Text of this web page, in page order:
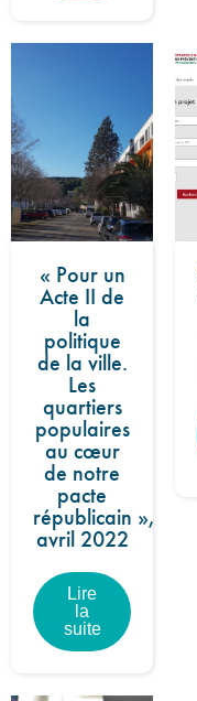
« Pour un
Acte II de
la
politique
de la ville.
Les
quartiers
populaires
au cœur
de notre
pacte
républicain »,
avril 2022
Lire
la
suite